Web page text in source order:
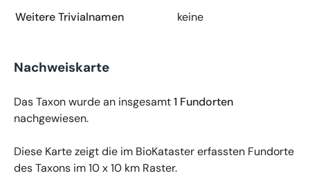
Weitere Trivialnamen
keine
Nachweiskarte
Das Taxon wurde an insgesamt1 Fundorten
nachgewiesen.
Diese Karte zeigt die im BioKataster erfassten Fundorte
des Taxons im 10 x 10 km Raster.